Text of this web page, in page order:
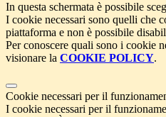
In questa schermata è possibile
I cookie necessari sono quelli che
piattaforma e non è possibile
Per conoscere quali sono i cookie
visionare la COOKIE POLICY.
Cookie necessari per il
I cookie necessari per il